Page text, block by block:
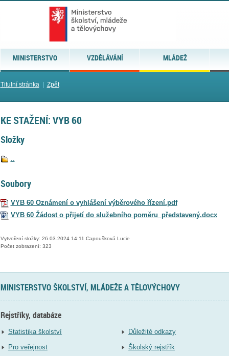
MINISTERSTVO VZDĚLÁVÁNÍ MLÁDEŽ
Titulní stránka| Zpět
KE STAŽENÍ: VYB 60
Složky
..
Soubory
VYB 60 Oznámení o vyhlášení výběrového řízení.pdf
VYB 60 Žádost o přijetí do služebního poměru_představený.docx
Vytvoření složky: 26.03.2024 14:11 Capoušková Lucie
Počet zobrazení: 323
MINISTERSTVO ŠKOLSTVÍ, MLÁDEŽE A TĚLOVÝCHOVY
Rejstříky, databáze
Statistika školství
Pro veřejnost
Důležité odkazy
Školský rejstřík